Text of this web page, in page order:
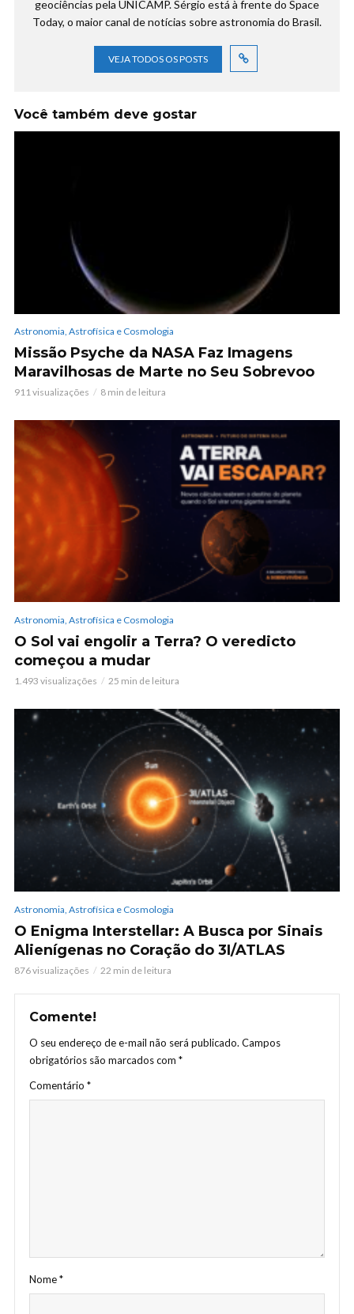
geociências pela UNICAMP. Sérgio está à frente do Space
Today, o maior canal de notícias sobre astronomia do Brasil.
VEJA TODOS OS POSTS
Você também deve gostar
Astronomia, Astrofísica e Cosmologia
Missão Psyche da NASA Faz Imagens
Maravilhosas de Marte no Seu Sobrevoo
911 visualizações 8 min de leitura
Astronomia, Astrofísica e Cosmologia
O Sol vai engolir a Terra? O veredicto
começou a mudar
1.493 visualizações 25 min de leitura
Astronomia, Astrofísica e Cosmologia
O Enigma Interstellar: A Busca por Sinais
Alienígenas no Coração do 3I/ATLAS
876 visualizações 22 min de leitura
Comente!
O seu endereço de e-mail não será publicado. Campos
obrigatórios são marcados com *
Comentário *
Nome*